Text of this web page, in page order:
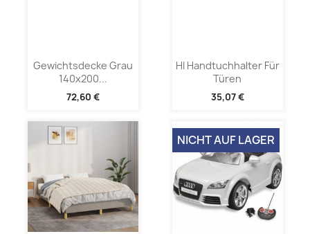
Gewichtsdecke Grau
140x200...
72,60 €
HI Handtuchhalter Für
Türen
35,07 €
NICHT AUF LAGER